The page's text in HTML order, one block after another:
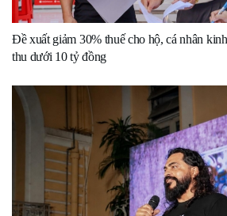
Đề xuất giảm 30% thuế cho hộ, cá nhân
thu dưới 10 tỷ đồng